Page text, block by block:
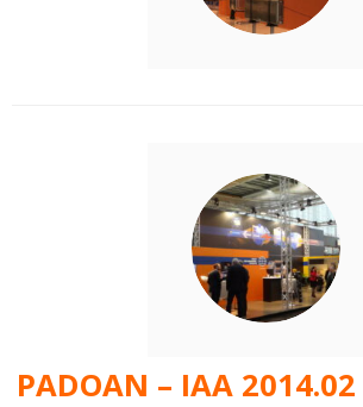
PADOAN – IAA 2014.02